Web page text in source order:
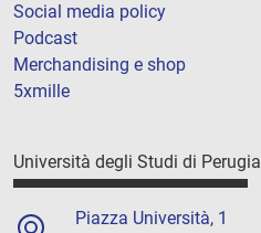
Social media policy
Podcast
Merchandising e shop
5xmille
Università degli Studi di Perugia
Piazza Università, 1